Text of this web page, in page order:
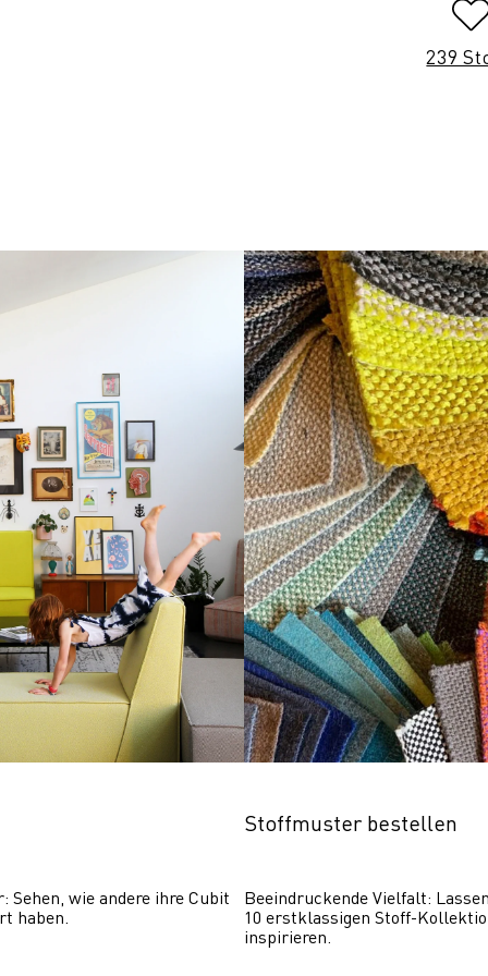
239
Sehen, wie andere ihre Cubit
haben.
Stoffmuster bestellen
Beeindruckende Vielfalt:
10 erstklassigen Stoff-
inspirieren.